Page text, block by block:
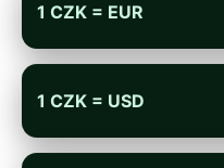
1 CZK = EUR
1 CZK = USD